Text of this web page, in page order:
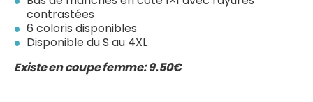
contrastées
6 coloris disponibles
Disponible du S au 4XL
Existe en coupe femme: 9.50€